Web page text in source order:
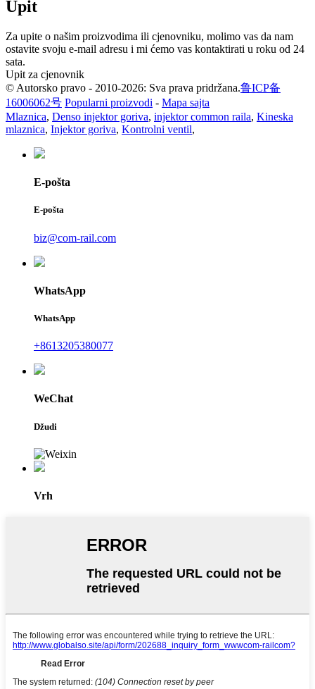
Upit
Za upite o našim proizvodima ili cjenovniku, molimo vas da nam
ostavite svoju e-mail adresu i mi ćemo vas kontaktirati u roku od 24
sata.
Upit za cjenovnik
© Autorsko pravo - 2010-2026: Sva prava pridržana.鲁ICP备
16006062号 Popularni proizvodi - Mapa sajta
Mlaznica, Denso injektor goriva, injektor common raila, Kineska
mlaznica, Injektor goriva, Kontrolni ventil,
E-pošta
E-pošta
biz@com-rail.com
WhatsApp
WhatsApp
+8613205380077
WeChat
Džudi
Vrh